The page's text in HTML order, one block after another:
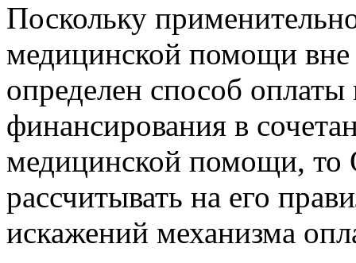
Поскольку
медицинской помощи вне
определен способ
финансирования в
медицинской помощи,
рассчитывать на его
искажений механизма